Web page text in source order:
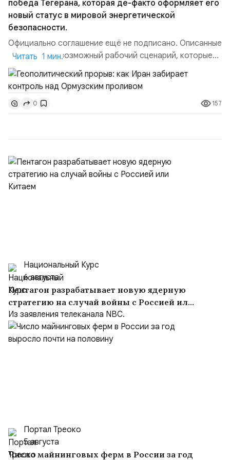
победа Тегерана, которая де-факто оформляет его
новый статус в мировой энергетической
безопасности.
Официально соглашение ещё не подписано. Описанные
пункты — это возможный рабочий сценарий, которые
скорее всего будут реализованы.Разбираем ключевые
тезисы и последствия этого соглашения:. 1. Новые
доли контроля (75 на 25). Было: Ранее Иран и Оман
контролировали пролив на паритетных началах —
50/50. Стало: Новое соглашение закрепляет за
Читать 1 мин.
0 157
Национальный Курс
6 августа
Пентагон разрабатывает новую ядерную
стратегию на случай войны с Россией или
Китаем
Из заявления телеканала NBC.
Портал Треоко
5 августа
Число майнинговых ферм в России за год